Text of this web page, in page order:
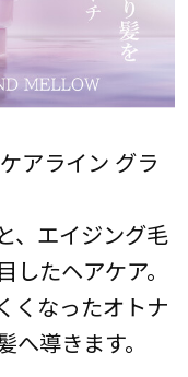
アライン グラ
、エイジング毛
たヘアケア。
くなったオトナ
導きます。